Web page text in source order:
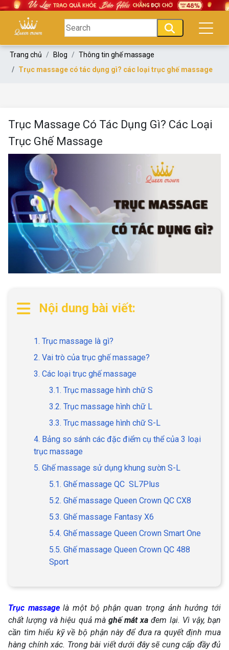
Trang chủ Blog
Thông tin ghế massage
Trục massage có tác dụng gì? các loại trục ghế massage
Trục Massage Có Tác Dụng Gì? Các Loại
Trục Ghế Massage
Nội dung bài viết:
1. Trục massage là gì?
2. Vai trò của trục ghế massage?
3. Các loại trục ghế massage
3.1. Trục massage hình chữ S
3.2. Trục massage hình chữ L
3.3. Trục massage hình chữ S-L
4. Bảng so sánh các đặc điểm cụ thể của 3 loại
trục massage
5. Ghế massage sử dụng khung sườn S-L
5.1. Ghế massage QC SL7Plus
5.2. Ghế massage Queen Crown QC CX8
5.3. Ghế massage Fantasy X6
5.4. Ghế massage Queen Crown Smart One
5.5. Ghế massage Queen Crown QC 488
Sport
Trục massagelà một bộ phận quan trọng ảnh hưởng tới
chất lượng và hiệu quả mà ghế mát xa đem lại. Vì vậy, bạn
cần tìm hiểu kỹ về bộ phận này để đưa ra quyết định mua
hàng chính xác. Trong bài viết dưới đây sẽ cung cấp đầy đủ